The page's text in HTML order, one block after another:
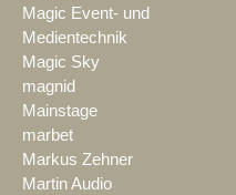
Magic Event- und
Medientechnik
Magic Sky
magnid
Mainstage
marbet
Markus Zehner
Martin Audio